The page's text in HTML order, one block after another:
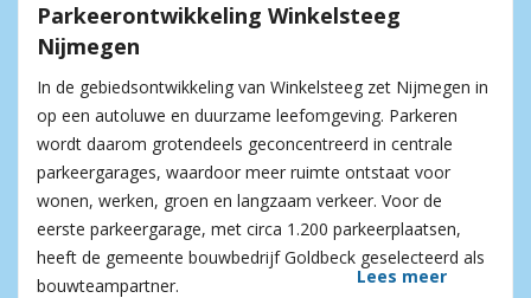
Parkeerontwikkeling Winkelsteeg
Nijmegen
In de gebiedsontwikkeling van Winkelsteeg zet Nijmegen in
op een autoluwe en duurzame leefomgeving. Parkeren
wordt daarom grotendeels geconcentreerd in centrale
parkeergarages, waardoor meer ruimte ontstaat voor
wonen, werken, groen en langzaam verkeer. Voor de
eerste parkeergarage, met circa 1.200 parkeerplaatsen,
heeft de gemeente bouwbedrijf Goldbeck geselecteerd als
bouwteampartner.
Lees meer